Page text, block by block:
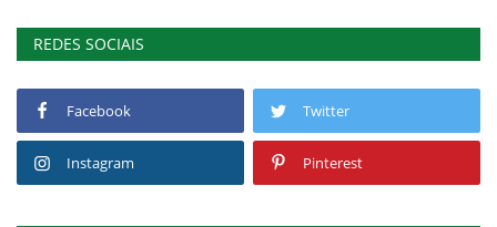
REDES SOCIAIS
Facebook Twitter
Instagram Pinterest